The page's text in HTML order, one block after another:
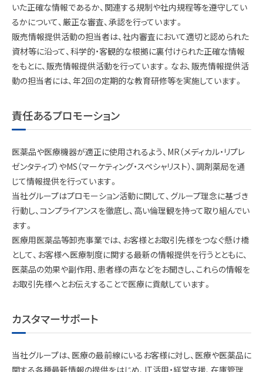
いた正確な情報であるか、関連する規制や社内規程等を遵守してい
るかについて、厳正な審査、承認を行っています。
販売情報提供活動の担当者は、社内審査において適切と認められた
資材等に沿って、科学的・客観的な根拠に裏付けられた正確な情報
をもとに、販売情報提供活動を行っています。なお、販売情報提供活
動の担当者には、年2回の定期的な教育研修等を実施しています。
責任あるプロモーション
医薬品や医療機器が適正に使用されるよう、MR（メディカル・リプレ
ゼンタティブ）やMS（マーケティング・スペシャリスト）、調剤薬局を通
じて情報提供を行っています。
当社グループはプロモーション活動に関して、グループ理念に基づき
行動し、コンプライアンスを徹底し、高い倫理観を持って取り組んでい
ます。
医療用医薬品等卸売事業では、お客様とお取引先様をつなぐ懸け橋
として、お客様へ医療制度に関する最新の情報提供を行うとともに、
医薬品の効果や副作用、患者様の声などをお聞きし、これらの情報を
お取引先様へとお伝えすることで医療に貢献しています。
カスタマーサポート
当社グループは、医療の最前線にいるお客様に対し、医療や医薬品に
関する各種最新情報の提供をはじめ、IT活用・経営支援、在庫管理